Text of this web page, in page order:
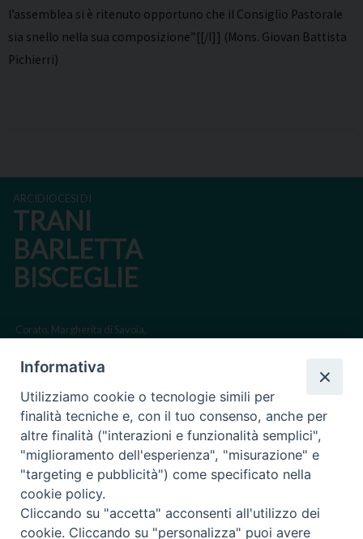
l’assemblea si è ritenuto opportuno che il Consiglio Pastorale
sia snello nella sua composizione”[[/I]] (Mons. Giovan Battista
Pichierri)
ARCIDIOCESI DI
TRANI
BARLETTA
BISCEGLIE
Corato, Margherita di Savoia,
Regione ecclesiastica Puglia
Via Beltrani, 9
76125 Trani BT
Centralino Tel. 0883 494211
Cancelleria Tel. 0883 494204
Informativa
Utilizziamo cookie o tecnologie simili per
finalità tecniche e, con il tuo consenso, anche per
altre finalità ("interazioni e funzionalità semplici",
"miglioramento dell'esperienza", "misurazione" e
"targeting e pubblicità") come specificato nella
cookie policy.
Cliccando su "accetta" acconsenti all'utilizzo dei
cookie. Cliccando su "personalizza" puoi avere